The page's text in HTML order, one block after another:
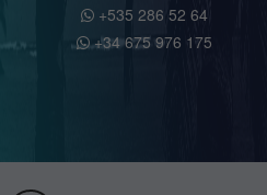
+535 286 52 64
+34 675 976 175